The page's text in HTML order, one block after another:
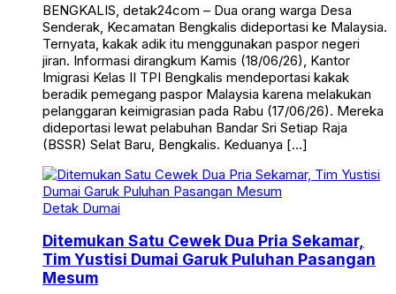
BENGKALIS, detak24com – Dua orang warga Desa
Senderak, Kecamatan Bengkalis dideportasi ke Malaysia.
Ternyata, kakak adik itu menggunakan paspor negeri
jiran. Informasi dirangkum Kamis (18/06/26), Kantor
Imigrasi Kelas II TPI Bengkalis mendeportasi kakak
beradik pemegang paspor Malaysia karena melakukan
pelanggaran keimigrasian pada Rabu (17/06/26). Mereka
dideportasi lewat pelabuhan Bandar Sri Setiap Raja
(BSSR) Selat Baru, Bengkalis. Keduanya […]
Detak Dumai
Ditemukan Satu Cewek Dua Pria Sekamar,
Tim Yustisi Dumai Garuk Puluhan Pasangan
Mesum